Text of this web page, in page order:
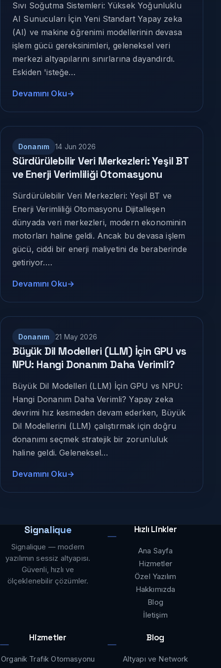
Sıvı Soğutma Sistemleri: Yüksek Yoğunluklu
AI Sunucuları İçin Yeni Standart Yapay zeka
(AI) ve makine öğrenimi modellerinin devasa
işlem gücü gereksinimleri, geleneksel veri
merkezi altyapılarını sınırlarına dayandırdı.
Eskiden 'isteğe…
Devamını Oku
Donanım 14 Jun 2026
Sürdürülebilir Veri Merkezleri: Yeşil BT
ve Enerji Verimliliği Otomasyonu
Sürdürülebilir Veri Merkezleri: Yeşil BT ve
Enerji Verimliliği Otomasyonu Dijitalleşen
dünyada veri merkezleri, modern ekonominin
motorları haline geldi. Ancak bu devasa işlem
gücü, ciddi bir enerji maliyetini de beraberinde
getiriyor.…
Devamını Oku
Donanım 21 May 2026
Büyük Dil Modelleri (LLM) İçin GPU vs
NPU: Hangi Donanım Daha Verimli?
Büyük Dil Modelleri (LLM) İçin GPU vs NPU:
Hangi Donanım Daha Verimli? Yapay zeka
devrimi hız kesmeden devam ederken, Büyük
Dil Modellerini (LLM) çalıştırmak için doğru
donanımı seçmek stratejik bir zorunluluk
haline geldi. Geleneksel…
Devamını Oku
Signalique
Signalique — modern
yazılımın sessiz altyapısı.
Güvenli, hızlı ve
ölçeklenebilir çözümler.
Hızlı Linkler
Ana Sayfa
Hizmetler
Özel Yazılım
Hakkımızda
Blog
İletişim
Hizmetler
Organik Trafik Otomasyonu
Blog
Altyapı ve Network